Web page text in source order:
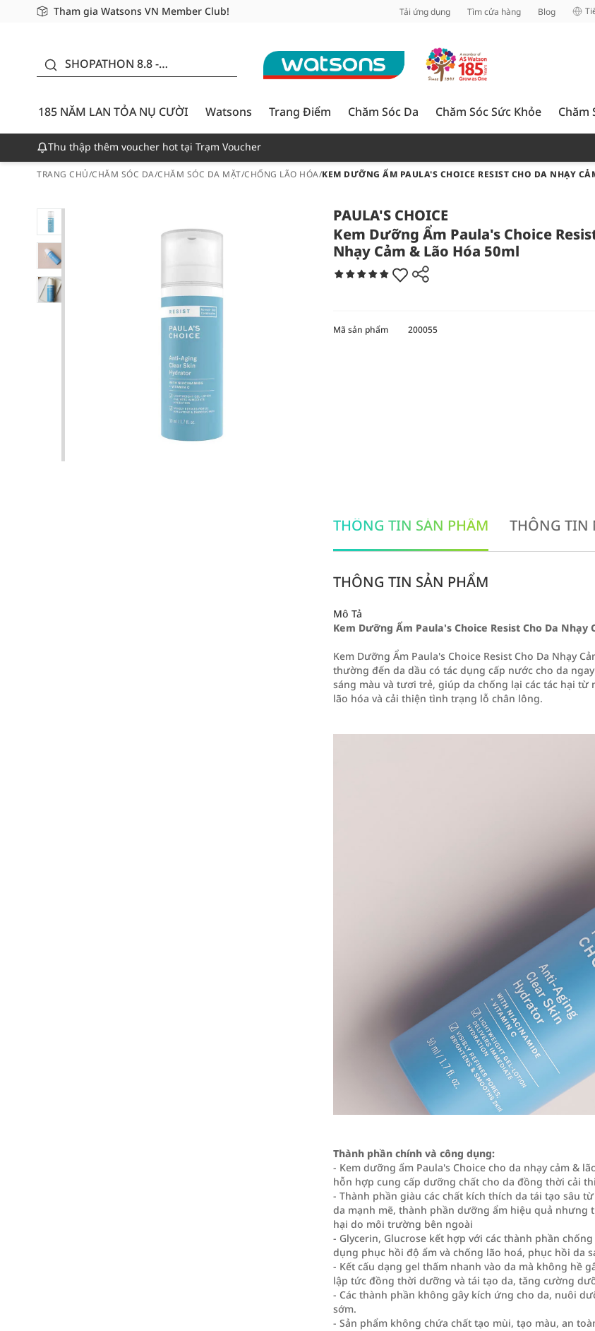
Tham gia Watsons VN Member Club!
Miễn phí giao hàng cho đơn hàng từ 249,000Đ
Giao hàng nhanh 24h - Áp dụng khu vực TP. Hồ Chí Minh Tải ứng dụng Tìm cửa hàng Blog
SHOPATHON 8.8 -
CƯỜI - GIẢM ĐẾN
50%
185 NĂM LAN TỎA NỤ CƯỜI
Watsons Trang Điểm Chăm Sóc Da Chăm Sóc Sức Khỏe Chăm
Thu thập thêm voucher hot tại Trạm Voucher
TRANG CHỦ/CHĂM SÓC DA/CHĂM SÓC DA MẶT/CHỐNG LÃO HÓA/KEM DƯỠNG ẨM PAULA'S CHOICE RESIST CHO DA NHẠY
PAULA'S CHOICE
Kem Dưỡng Ẩm Paula's Choice
Nhạy Cảm & Lão Hóa 50ml
Mã sản phẩm 200055
THÔNG TIN SẢN PHẨM THÔNG TIN
THÔNG TIN SẢN PHẨM
Mô Tả
Kem Dưỡng Ẩm Paula's Choice Resist Cho Da Nhạy
Kem Dưỡng Ẩm Paula's Choice Resist Cho Da Nhạy
thường đến da dầu có tác dụng cấp nước cho da
sáng màu và tươi trẻ, giúp da chống lại các tác hại
lão hóa và cải thiện tình trạng lỗ chân lông.
Thành phần chính và công dụng:
- Kem dưỡng ẩm Paula's Choice cho da nhạy cảm &
hỗn hợp cung cấp dưỡng chất cho da đồng thời cải
- Thành phần giàu các chất kích thích da tái tạo sâu
da mạnh mẽ, thành phần dưỡng ẩm hiệu quả nhưng
hại do môi trường bên ngoài
- Glycerin, Glucrose kết hợp với các thành phần
dụng phục hồi độ ẩm và chống lão hoá, phục hồi da
- Kết cấu dạng gel thấm nhanh vào da mà không hề
lập tức đồng thời dưỡng và tái tạo da, tăng cường
- Các thành phần không gây kích ứng cho da, nuôi
sớm.
- Sản phẩm không chứa chất tạo mùi, tạo màu, an